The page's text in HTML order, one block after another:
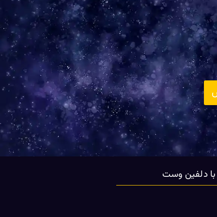
با دلفین وست